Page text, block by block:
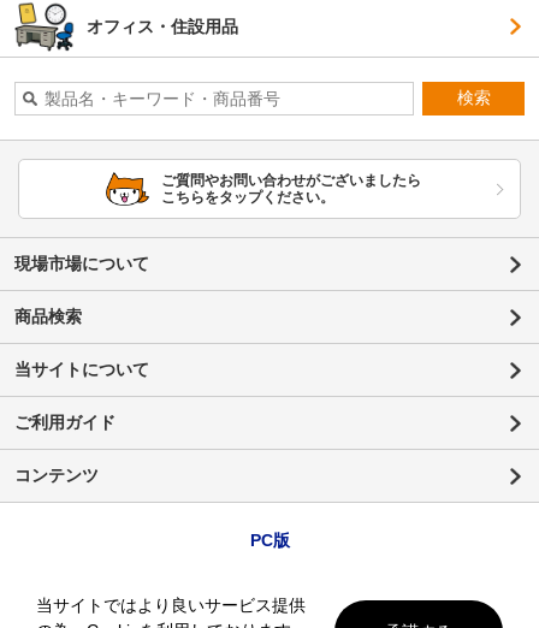
オフィス・住設用品
検索
ご質問やお問い合わせがございましたら
こちらをタップください。
現場市場について
商品検索
当サイトについて
ご利用ガイド
コンテンツ
PC版
当サイトではより良いサービス提供